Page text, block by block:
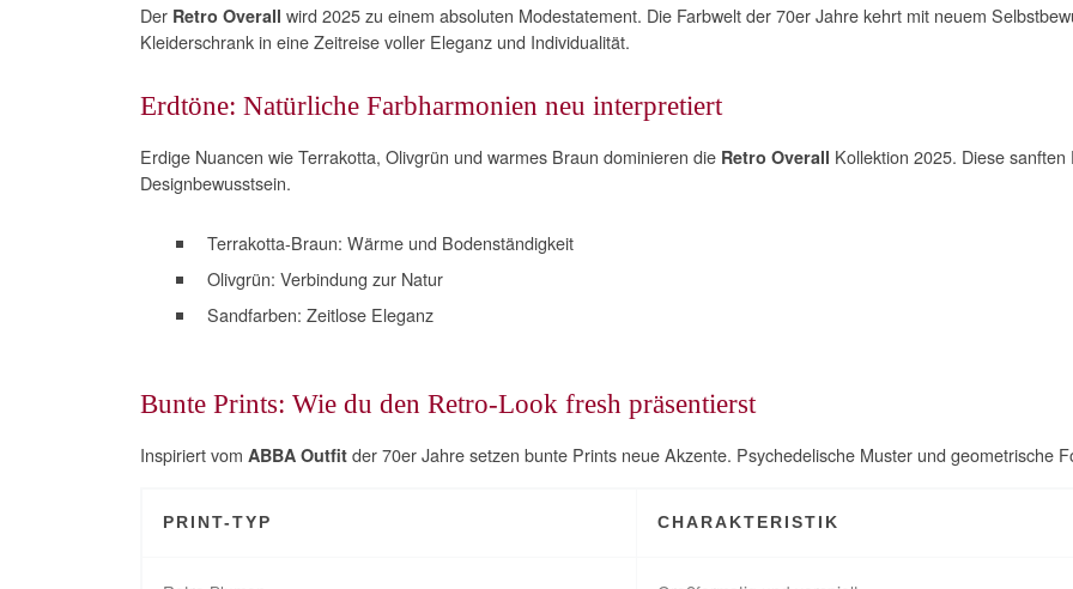
Der Retro Overall wird 2025 zu einem absoluten Modestatement. Die Farbwelt der 70er Jahre kehrt mit neuem
Kleiderschrank in eine Zeitreise voller Eleganz und Individualität.
Erdtöne: Natürliche Farbharmonien neu interpretiert
Erdige Nuancen wie Terrakotta, Olivgrün und warmes Braun dominieren die Retro Overall Kollektion 2025. Diese
Designbewusstsein.
Terrakotta-Braun: Wärme und Bodenständigkeit
Olivgrün: Verbindung zur Natur
Sandfarben: Zeitlose Eleganz
Bunte Prints: Wie du den Retro-Look fresh präsentierst
Inspiriert vom ABBA Outfit der 70er Jahre setzen bunte Prints neue Akzente. Psychedelische Muster und geometrische
PRINT-TYP CHARAKTERISTIK